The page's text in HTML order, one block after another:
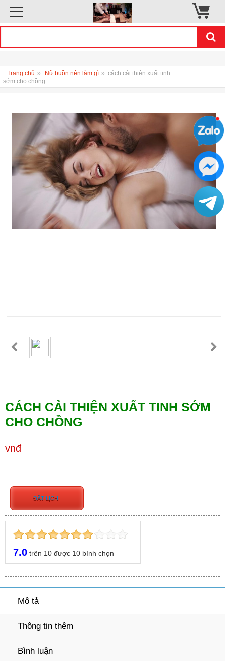
Trang chủ » Nữ buồn nên làm gì » cách cải thiện xuất tinh
sớm cho chồng
CÁCH CẢI THIỆN XUẤT TINH SỚM
CHO CHỒNG
vnđ
ĐẶT LỊCH
7.0 trên 10 được 10 bình chọn
Mô tả
Thông tin thêm
Bình luận